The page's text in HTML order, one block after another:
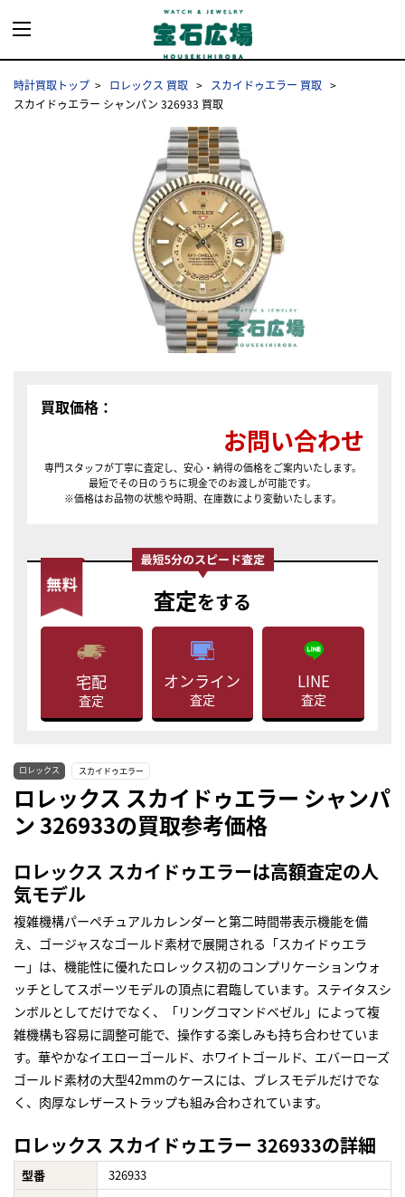
時計買取トップ ロレックス 買取
スカイドゥエラー 買取
スカイドゥエラー シャンパン 326933 買取
買取価格：
お問い合わせ
専門スタッフが丁寧に査定し、安心・納得の価格をご案内いたします。
最短でその日のうちに現金でのお渡しが可能です。
※価格はお品物の状態や時期、在庫数により変動いたします。
査定をする
宅配
査定
オンライン
査定
LINE
査定
ロレックス スカイドゥエラー
ロレックス スカイドゥエラー シャンパ
ン 326933の買取参考価格
ロレックス スカイドゥエラーは高額査定の人
気モデル
複雑機構パーペチュアルカレンダーと第二時間帯表示機能を備
え、ゴージャスなゴールド素材で展開される「スカイドゥエラ
ー」は、機能性に優れたロレックス初のコンプリケーションウォ
ッチとしてスポーツモデルの頂点に君臨しています。ステイタスシ
ンボルとしてだけでなく、「リングコマンドベゼル」によって複
雑機構も容易に調整可能で、操作する楽しみも持ち合わせていま
す。華やかなイエローゴールド、ホワイトゴールド、エバーローズ
ゴールド素材の大型42mmのケースには、ブレスモデルだけでな
く、肉厚なレザーストラップも組み合わされています。
ロレックス スカイドゥエラー 326933の詳細
型番
326933